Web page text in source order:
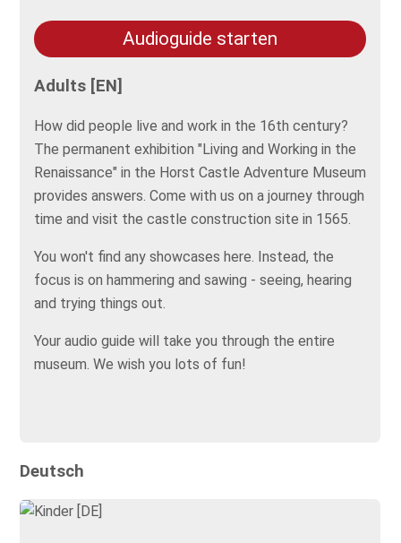
Audioguide starten
Adults [EN]
How did people live and work in the 16th century?
The permanent exhibition "Living and Working in the
Renaissance" in the Horst Castle Adventure Museum
provides answers. Come with us on a journey through
time and visit the castle construction site in 1565.
You won't find any showcases here. Instead, the
focus is on hammering and sawing - seeing, hearing
and trying things out.
Your audio guide will take you through the entire
museum. We wish you lots of fun!
Deutsch